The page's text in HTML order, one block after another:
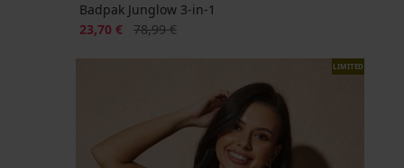
Badpak Junglow 3-in-1
Korting
23,70 € Oorspronkelijke prijs
78,99 €
LIMITED